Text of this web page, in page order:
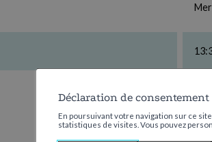
Déclaration de
En poursuivant votre navigation sur ce
statistiques de visites. Vous pouvez